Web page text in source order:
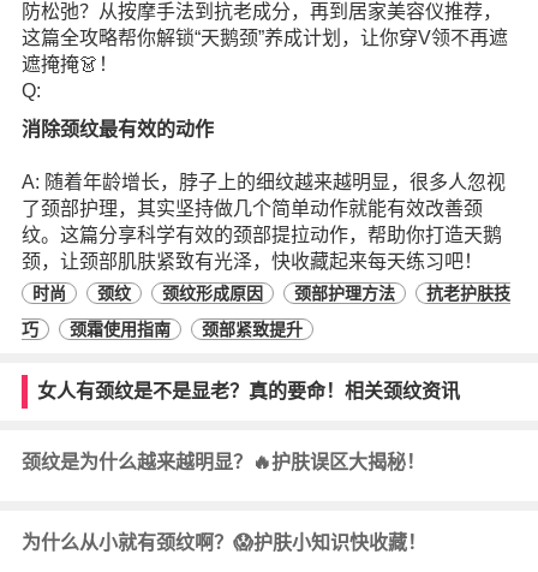
防松弛？从按摩手法到抗老成分，再到居家美容仪推荐，
这篇全攻略帮你解锁“天鹅颈”养成计划，让你穿V领不再遮
遮掩掩👗！
Q:
消除颈纹最有效的动作
A: 随着年龄增长，脖子上的细纹越来越明显，很多人忽视
了颈部护理，其实坚持做几个简单动作就能有效改善颈
纹。这篇分享科学有效的颈部提拉动作，帮助你打造天鹅
颈，让颈部肌肤紧致有光泽，快收藏起来每天练习吧！
时尚 颈纹 颈纹形成原因 颈部护理方法
抗老护肤技
巧
颈霜使用指南 颈部紧致提升
女人有颈纹是不是显老？真的要命！相关颈纹资讯
颈纹是为什么越来越明显？🔥护肤误区大揭秘！
为什么从小就有颈纹啊？😱护肤小知识快收藏！